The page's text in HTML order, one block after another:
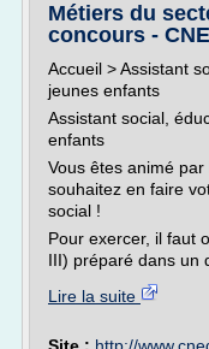
Métiers du
concours -
Accueil > Assistant
jeunes enfants
Assistant social,
enfants
Vous êtes animé
souhaitez en faire
social !
Pour exercer, il faut
III) préparé dans un
Lire la suite